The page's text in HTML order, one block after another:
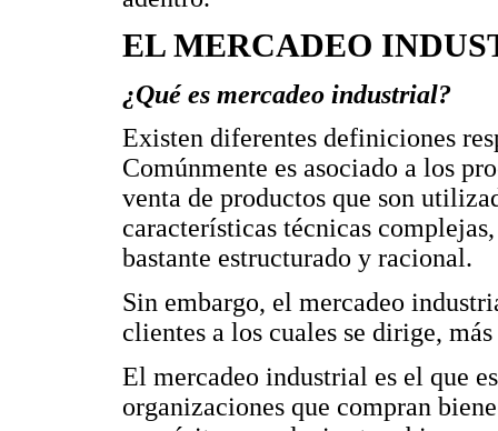
EL MERCADEO
¿Qué es mercadeo industrial?
Existen diferentes definiciones
Comúnmente es asociado a los
venta de productos que son
características técnicas
bastante estructurado y racional.
Sin embargo, el mercadeo
clientes a los cuales se dirige,
El mercadeo industrial es el que
organizaciones que compran